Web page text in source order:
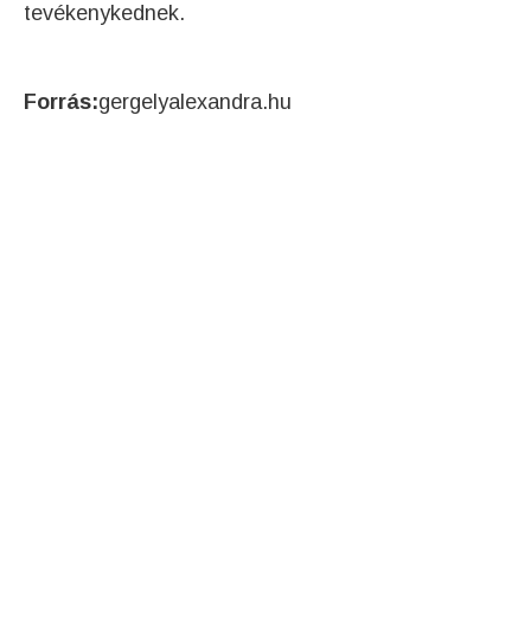
tevékenykednek.
Forrás:gergelyalexandra.hu